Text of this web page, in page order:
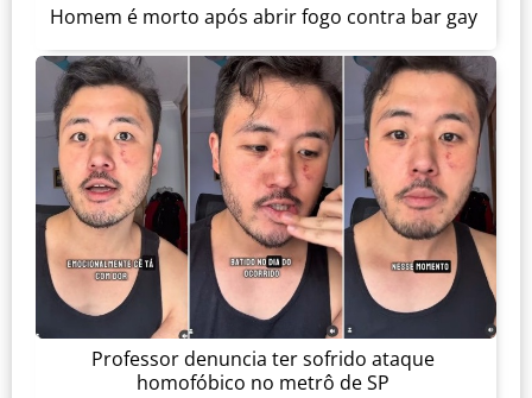
Homem é morto após abrir fogo contra bar gay
Professor denuncia ter sofrido ataque
homofóbico no metrô de SP